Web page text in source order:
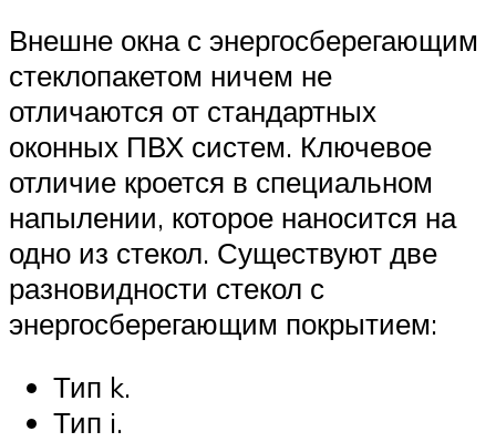
Внешне окна с энергосберегающим
стеклопакетом ничем не
отличаются от стандартных
оконных ПВХ систем. Ключевое
отличие кроется в специальном
напылении, которое наносится на
одно из стекол. Существуют две
разновидности стекол с
энергосберегающим покрытием:
Тип k.
Тип i.